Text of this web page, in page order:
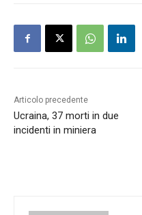
Articolo precedente
Ucraina, 37 morti in due
incidenti in miniera